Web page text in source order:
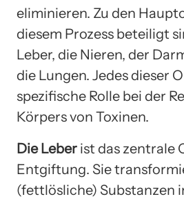
eliminieren. Zu den
diesem Prozess beteiligt
Leber, die Nieren, der
die Lungen. Jedes dieser
spezifische Rolle bei der
Körpers von Toxinen.
Die Leber ist das zentrale
Entgiftung. Sie
(fettlösliche) Substanzen